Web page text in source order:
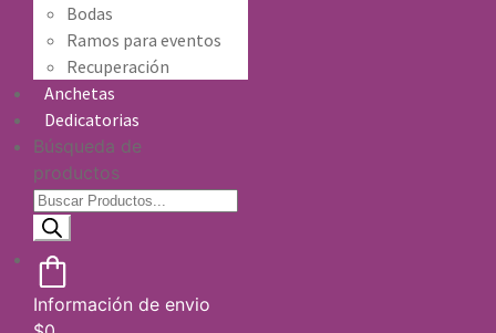
Bodas
Ramos para eventos
Recuperación
Anchetas
Dedicatorias
Búsqueda de
productos
Información de envio